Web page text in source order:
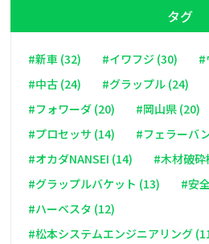
タグ
#新車 (32) #イワフジ (30)
#
#中古 (24)
#グラップル (24)
#フォワーダ (20)
#岡山県 (20)
#プロセッサ (14)
#フェラーバ
#オカダNANSEI (14)
#木材破砕
#グラップルバケット (13)
#安
#ハーベスタ (12)
#松本システムエンジニアリング